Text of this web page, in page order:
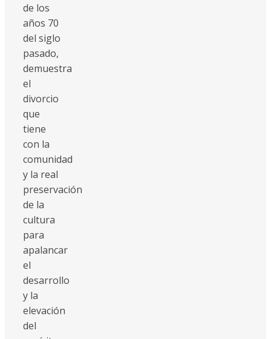
de los
años 70
del siglo
pasado,
demuestra
el
divorcio
que
tiene
con la
comunidad
y la real
preservación
de la
cultura
para
apalancar
el
desarrollo
y la
elevación
del